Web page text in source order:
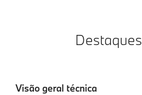
Destaques
Visão geral técnica